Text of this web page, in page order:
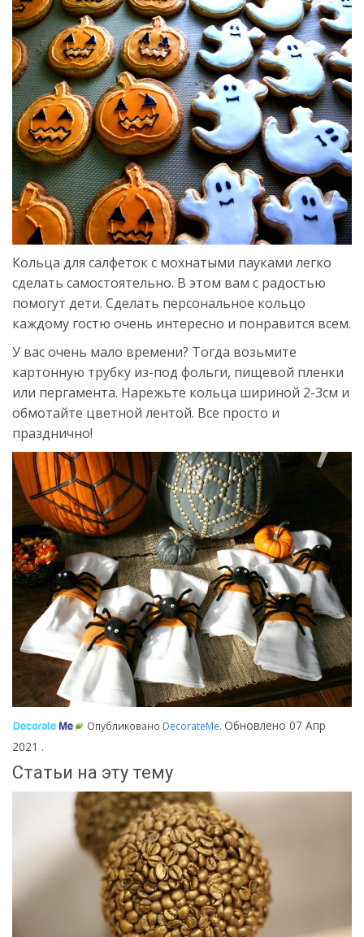
Кольца для салфеток с мохнатыми пауками легко
сделать самостоятельно. В этом вам с радостью
помогут дети. Сделать персональное кольцо
каждому гостю очень интересно и понравится всем.
У вас очень мало времени? Тогда возьмите
картонную трубку из-под фольги, пищевой пленки
или пергамента. Нарежьте кольца шириной 2-3см и
обмотайте цветной лентой. Все просто и
празднично!
Опубликовано DecorateMe. Обновлено 07 Апр
2021 .
Статьи на эту тему